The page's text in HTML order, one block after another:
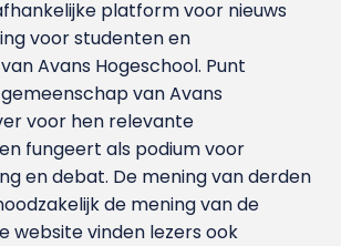
platform voor nieuws
voor studenten en
Avans Hoge­school. Punt
van Avans
voor hen relevante
fungeert als podium voor
en debat. De mening van derden
de mening van de
website vinden lezers ook